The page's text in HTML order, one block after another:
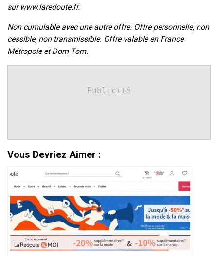
sur www.laredoute.fr.
Non cumulable avec une autre offre. Offre personnelle, non
cessible, non transmissible. Offre valable en France
Métropole et Dom Tom.
Publicité
Vous Devriez Aimer :